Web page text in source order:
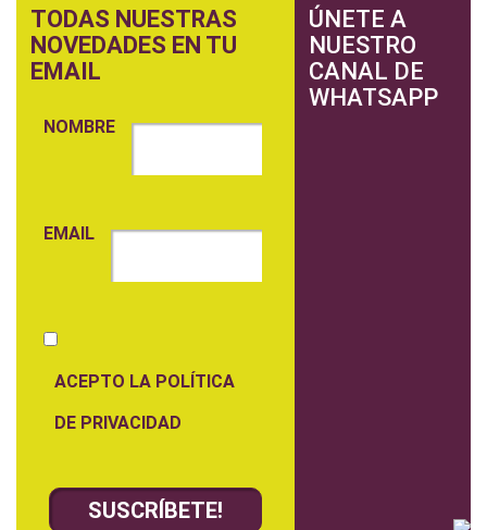
TODAS NUESTRAS
NOVEDADES EN TU
EMAIL
NOMBRE
EMAIL
ACEPTO LA POLÍTICA
DE PRIVACIDAD
ÚNETE A
NUESTRO
CANAL DE
WHATSAPP